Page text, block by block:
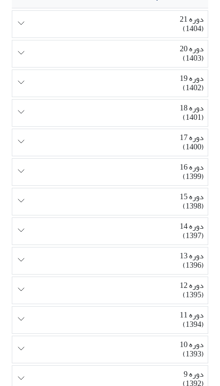
دوره 21
(1404)
دوره 20
(1403)
دوره 19
(1402)
دوره 18
(1401)
دوره 17
(1400)
دوره 16
(1399)
دوره 15
(1398)
دوره 14
(1397)
دوره 13
(1396)
دوره 12
(1395)
دوره 11
(1394)
دوره 10
(1393)
دوره 9